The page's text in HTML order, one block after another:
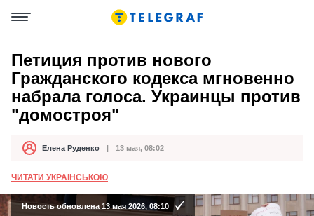
Петиция против нового
Гражданского кодекса мгновенно
набрала голоса. Украинцы против
"домостроя"
АвторЕлена Руденко
Дата публикации 13 мая, 08:02
ЧИТАТИ УКРАЇНСЬКОЮ
Новость обновлена 13 мая 2026, 08:10